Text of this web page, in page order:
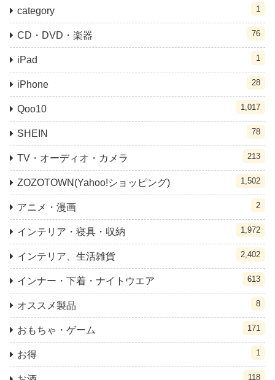
category 1
CD・DVD・楽器 76
iPad 1
iPhone 28
Qoo10 1,017
SHEIN 78
TV・オーディオ・カメラ 213
ZOZOTOWN(Yahoo!ショッピング) 1,502
アニメ・漫画 2
インテリア・寝具・収納 1,972
インテリア、生活雑貨 2,402
インナー・下着・ナイトウエア 613
オススメ製品 8
おもちゃ・ゲーム 171
お得 1
118